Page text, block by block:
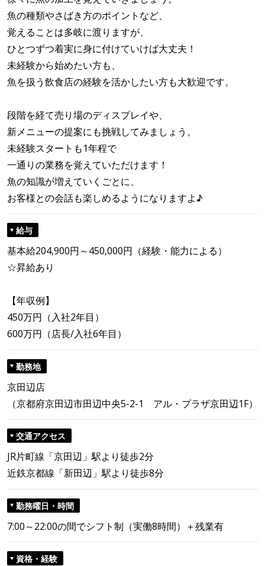
魚の種類やさばき方のポイントなど、
覚えることは多岐に渡りますが、
ひとつずつ着実に身に付けていけば大丈夫！
未経験から始めたい方も、
魚を扱う飲食店の経験を活かしたい方も大歓迎です。
段階を経て売り場のディスプレイや、
新メニューの提案にも挑戦してみましょう。
未経験スタートも1年程で
一通りの業務を覚えていただけます！
魚の知識が増えていくごとに、
お客様との会話も楽しめるようになりますよ♪
給与
基本給204,900円～450,000円（経験・能力による）
☆昇給あり
【年収例】
450万円（入社2年目）
600万円（店長/入社6年目）
勤務地
京田辺店
（京都府京田辺市田辺中央5-2-1 アル・プラザ京田辺1F）
交通アクセス
JR片町線「京田辺」駅より徒歩2分
近鉄京都線「新田辺」駅より徒歩8分
勤務曜日・時間
7:00～22:00の間でシフト制（実働8時間）＋残業有
資格・経験